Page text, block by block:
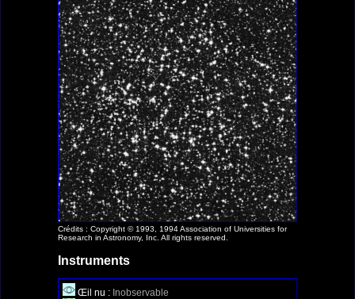
Crédits : Copyright © 1993, 1994 Association of Universities for
Research in Astronomy, Inc. All rights reserved.
Instruments
Œil nu : Inobservable